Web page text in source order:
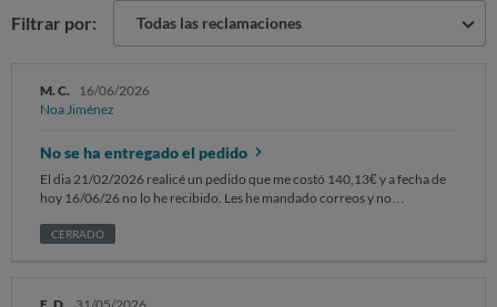
Filtrar por: Todas las reclamaciones
M. C. 16/06/2026
Noa Jiménez
No se ha entregado el pedido
El dia 21/02/2026 realicé un pedido que me costó 140,13€ y a fecha de
hoy 16/06/26 no lo he recibido. Les he mandado correos y no
CERRADO